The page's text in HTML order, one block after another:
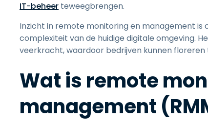
IT-beheer teweegbrengen.
Inzicht in remote monitoring en management is
complexiteit van de huidige digitale omgeving.
veerkracht, waardoor bedrijven kunnen
Wat is remote
management